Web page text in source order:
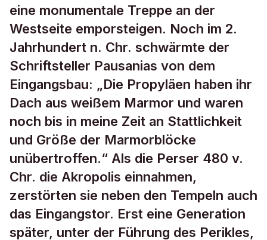
eine monumentale Treppe an der
Westseite emporsteigen. Noch im 2.
Jahrhundert n. Chr. schwärmte der
Schriftsteller Pausanias von dem
Eingangsbau: „Die Propyläen haben ihr
Dach aus weißem Marmor und waren
noch bis in meine Zeit an Stattlichkeit
und Größe der Marmorblöcke
unübertroffen.“ Als die Perser 480 v.
Chr. die Akropolis einnahmen,
zerstörten sie neben den Tempeln auch
das Eingangstor. Erst eine Generation
später, unter der Führung des Perikles,